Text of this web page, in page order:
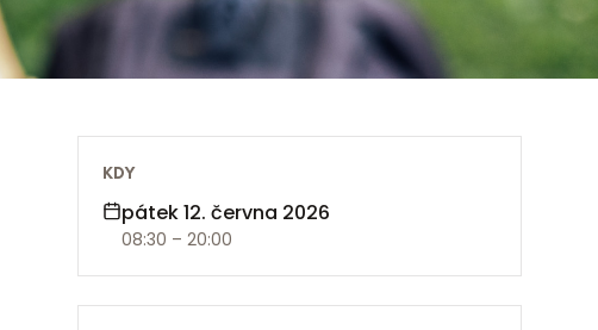
KDY
pátek 12. června 2026
08:30 – 20:00